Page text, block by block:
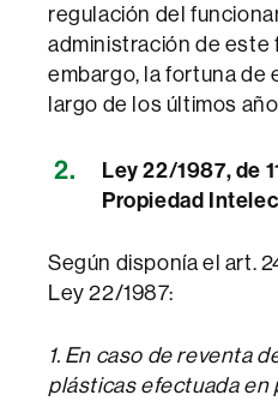
regulación del
administración de este
embargo, la fortuna de
largo de los últimos
Ley 22/1987, de
Propiedad
Según disponía el art.
Ley 22/1987:
1. En caso de reventa
plásticas efectuada en